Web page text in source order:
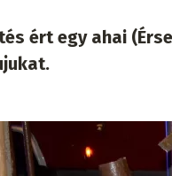
ért egy ahai